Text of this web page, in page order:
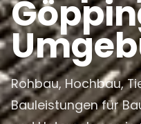
Rohbau, Hochbau,
Bauleistungen für